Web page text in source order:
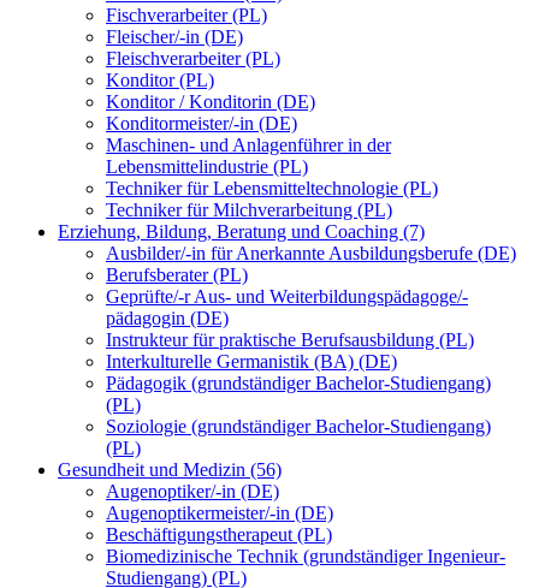
Fischverarbeiter (PL)
Fleischer/-in (DE)
Fleischverarbeiter (PL)
Konditor (PL)
Konditor / Konditorin (DE)
Konditormeister/-in (DE)
Maschinen- und Anlagenführer in der
Lebensmittelindustrie (PL)
Techniker für Lebensmitteltechnologie (PL)
Techniker für Milchverarbeitung (PL)
Erziehung, Bildung, Beratung und Coaching (7)
Ausbilder/-in für Anerkannte Ausbildungsberufe (DE)
Berufsberater (PL)
Geprüfte/-r Aus- und Weiterbildungspädagoge/-
pädagogin (DE)
Instrukteur für praktische Berufsausbildung (PL)
Interkulturelle Germanistik (BA) (DE)
Pädagogik (grundständiger Bachelor-Studiengang)
(PL)
Soziologie (grundständiger Bachelor-Studiengang)
(PL)
Gesundheit und Medizin (56)
Augenoptiker/-in (DE)
Augenoptikermeister/-in (DE)
Beschäftigungstherapeut (PL)
Biomedizinische Technik (grundständiger Ingenieur-
Studiengang) (PL)